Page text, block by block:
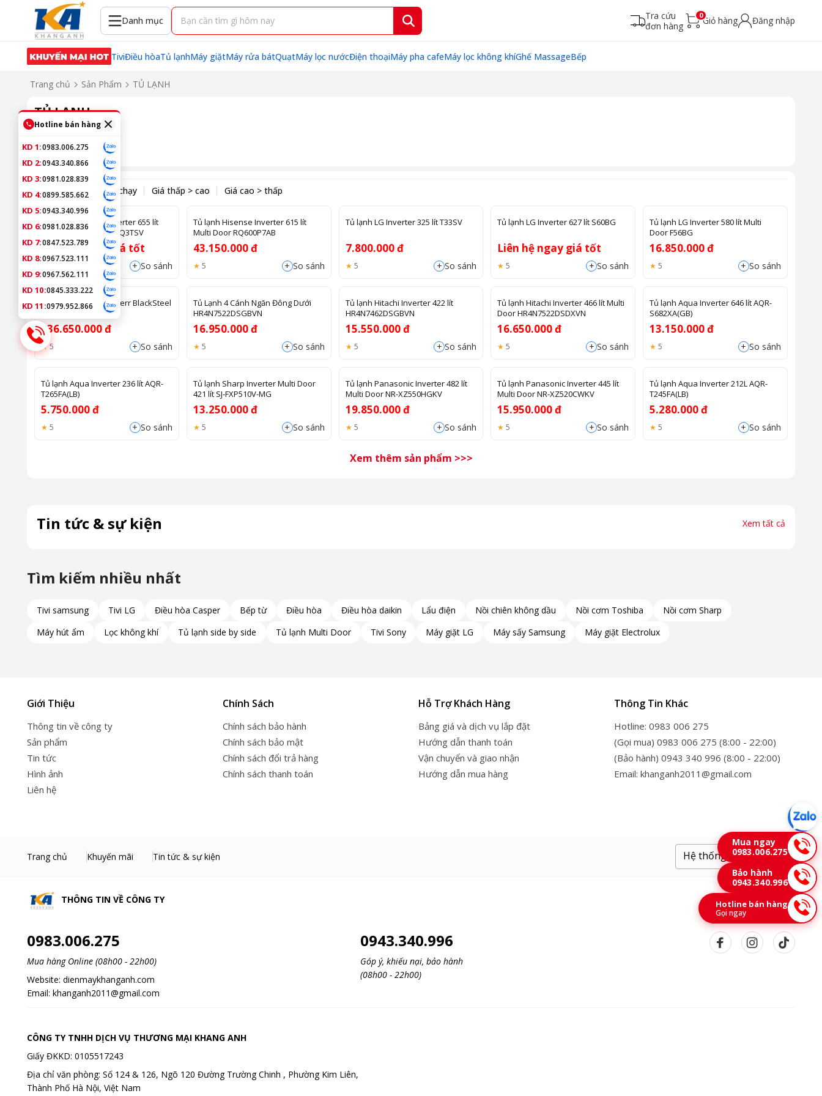
Danh mục
Tra cứu
đơn hàng
0Giỏ hàng Đăng nhập
TiviĐiều hòaTủ lạnhMáy giặtMáy rửa bátQuạtMáy lọc nướcĐiện thoạiMáy pha cafeMáy lọc không khíGhế MassageBếp
Trang chủ Sản Phẩm TỦ LẠNH
TỦ LẠNH
Sắp xếp theo: Bán chạy Giá thấp > cao Giá cao > thấp
Tủ lạnh Samsung Inverter 655 lít
Side By Side RS70F65Q3TSV
Liên hệ ngay giá tốt
+ So sánh
Tủ lạnh Hisense Inverter 615 lít
Multi Door RQ600P7AB
43.150.000 đ
5 + So sánh
Tủ lạnh LG Inverter 325 lít T33SV
7.800.000 đ
5 + So sánh
Tủ lạnh LG Inverter 627 lít S60BG
Liên hệ ngay giá tốt
5 + So sánh
Tủ lạnh LG Inverter 580 lít Multi
Door F56BG
16.850.000 đ
5 + So sánh
Tủ lạnh cao cấp Liebherr BlackSteel
Peak | XRFbs 5295
236.650.000 đ
5 + So sánh
Tủ Lạnh 4 Cánh Ngăn Đông Dưới
HR4N7522DSGBVN
16.950.000 đ
5 + So sánh
Tủ lạnh Hitachi Inverter 422 lít
HR4N7462DSGBVN
15.550.000 đ
5 + So sánh
Tủ lạnh Hitachi Inverter 466 lít Multi
Door HR4N7522DSDXVN
16.650.000 đ
5 + So sánh
Tủ lạnh Aqua Inverter 646 lít AQR-
S682XA(GB)
13.150.000 đ
5 + So sánh
Tủ lạnh Aqua Inverter 236 lít AQR-
T265FA(LB)
5.750.000 đ
5 + So sánh
Tủ lạnh Sharp Inverter Multi Door
421 lít SJ-FXP510V-MG
13.250.000 đ
5 + So sánh
Tủ lạnh Panasonic Inverter 482 lít
Multi Door NR-XZ550HGKV
19.850.000 đ
5 + So sánh
Tủ lạnh Panasonic Inverter 445 lít
Multi Door NR-XZ520CWKV
15.950.000 đ
5 + So sánh
Tủ lạnh Aqua Inverter 212L AQR-
T245FA(LB)
5.280.000 đ
5 + So sánh
Xem thêm sản phẩm >>>
Tin tức & sự kiện Xem tất cả
Tìm kiếm nhiều nhất
Tivi samsung Tivi LG Điều hòa Casper Bếp từ Điều hòa Điều hòa daikin Lẩu điện Nồi chiên không dầu Nồi cơm Toshiba
Nồi cơm Sharp
Máy hút ẩm
Lọc không khí Tủ lạnh side by side Tủ lạnh Multi Door Tivi Sony Máy giặt LG Máy sấy Samsung Máy giặt Electrolux
Giới Thiệu
Thông tin về công ty
Sản phẩm
Tin tức
Hình ảnh
Liên hệ
Chính Sách
Chính sách bảo hành
Chính sách bảo mật
Chính sách đổi trả hàng
Chính sách thanh toán
Hỗ Trợ Khách Hàng
Bảng giá và dịch vụ lắp đặt
Hướng dẫn thanh toán
Vận chuyển và giao nhận
Hướng dẫn mua hàng
Thông Tin Khác
Hotline: 0983 006 275
(Gọi mua) 0983 006 275 (8:00 - 22:00)
(Bảo hành) 0943 340 996 (8:00 - 22:00)
Email: khanganh2011@gmail.com
Trang chủ Khuyến mãi Tin tức & sự kiện Hệ thống cửa hàng
THÔNG TIN VỀ CÔNG TY
0983.006.275
Mua hàng Online (08h00 - 22h00)
Website: dienmaykhanganh.com
Email: khanganh2011@gmail.com
0943.340.996
Góp ý, khiếu nại, bảo hành
(08h00 - 22h00)
CÔNG TY TNHH DỊCH VỤ THƯƠNG MẠI KHANG ANH
Giấy ĐKKD: 0105517243
Địa chỉ văn phòng: Số 124 & 126, Ngõ 120 Đường Trường Chinh , Phường Kim Liên,
Thành Phố Hà Nội, Việt Nam
Hotline bán hàng
KD 1:0983.006.275
KD 2:0943.340.866
KD 3:0981.028.839
KD 4:0899.585.662
KD 5:0943.340.996
KD 6:0981.028.836
KD 7:0847.523.789
KD 8:0967.523.111
KD 9:0967.562.111
KD 10:0845.333.222
KD 11:0979.952.866
Mua ngay
0983.006.275
Bảo hành
0943.340.996
Hotline bán hàng
Gọi ngay